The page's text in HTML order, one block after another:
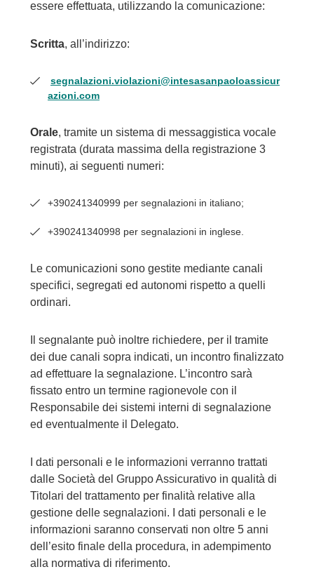
essere effettuata, utilizzando la comunicazione:
Scritta, all’indirizzo:
segnalazioni.violazioni@intesasanpaoloassicur
azioni.com
Orale, tramite un sistema di messaggistica vocale
registrata (durata massima della registrazione 3
minuti), ai seguenti numeri:
+390241340999 per segnalazioni in italiano;
+390241340998 per segnalazioni in inglese.
Le comunicazioni sono gestite mediante canali
specifici, segregati ed autonomi rispetto a quelli
ordinari.
Il segnalante può inoltre richiedere, per il tramite
dei due canali sopra indicati, un incontro finalizzato
ad effettuare la segnalazione. L’incontro sarà
fissato entro un termine ragionevole con il
Responsabile dei sistemi interni di segnalazione
ed eventualmente il Delegato.
I dati personali e le informazioni verranno trattati
dalle Società del Gruppo Assicurativo in qualità di
Titolari del trattamento per finalità relative alla
gestione delle segnalazioni. I dati personali e le
informazioni saranno conservati non oltre 5 anni
dell’esito finale della procedura, in adempimento
alla normativa di riferimento.